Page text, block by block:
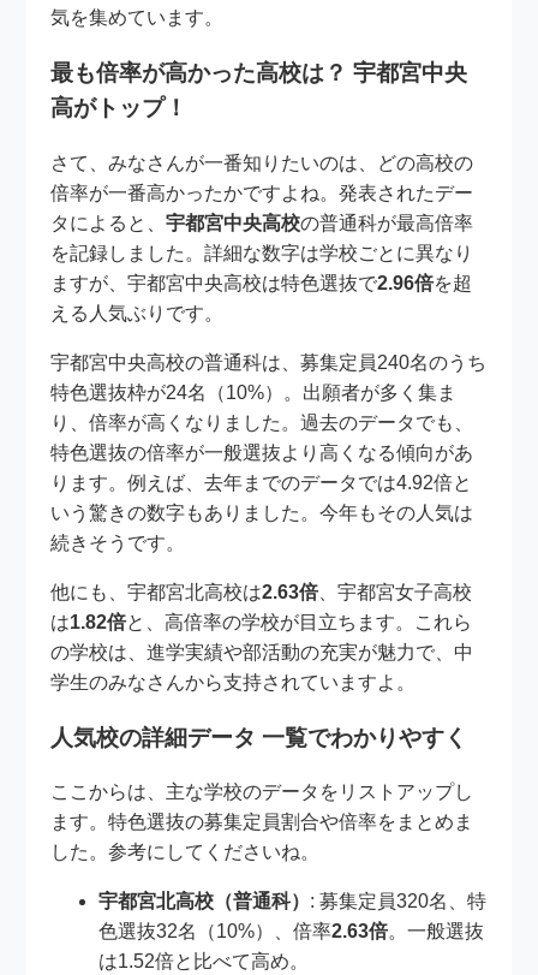
気を集めています。
最も倍率が高かった高校は？ 宇都宮中央
高がトップ！
さて、みなさんが一番知りたいのは、どの高校の
倍率が一番高かったかですよね。発表されたデー
タによると、宇都宮中央高校の普通科が最高倍率
を記録しました。詳細な数字は学校ごとに異なり
ますが、宇都宮中央高校は特色選抜で2.96倍を超
える人気ぶりです。
宇都宮中央高校の普通科は、募集定員240名のうち
特色選抜枠が24名（10%）。出願者が多く集ま
り、倍率が高くなりました。過去のデータでも、
特色選抜の倍率が一般選抜より高くなる傾向があ
ります。例えば、去年までのデータでは4.92倍と
いう驚きの数字もありました。今年もその人気は
続きそうです。
他にも、宇都宮北高校は2.63倍、宇都宮女子高校
は1.82倍と、高倍率の学校が目立ちます。これら
の学校は、進学実績や部活動の充実が魅力で、中
学生のみなさんから支持されていますよ。
人気校の詳細データ 一覧でわかりやすく
ここからは、主な学校のデータをリストアップし
ます。特色選抜の募集定員割合や倍率をまとめま
した。参考にしてくださいね。
宇都宮北高校（普通科） : 募集定員320名、特
色選抜32名（10%）、倍率2.63倍。一般選抜
は1.52倍と比べて高め。